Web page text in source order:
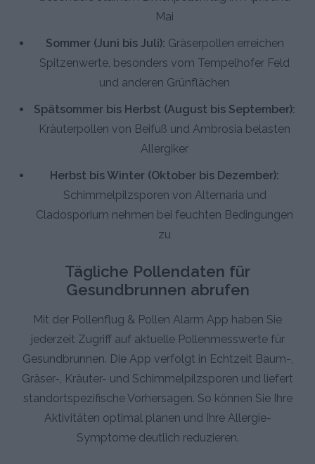
Mai
Sommer (Juni bis Juli): Gräserpollen erreichen
Spitzenwerte, besonders vom Tempelhofer Feld
und anderen Grünflächen
Spätsommer bis Herbst (August bis September):
Kräuterpollen von Beifuß und Ambrosia belasten
Allergiker
Herbst bis Winter (Oktober bis Dezember):
Schimmelpilzsporen von Alternaria und
Cladosporium nehmen bei feuchten Bedingungen
zu
Tägliche Pollendaten für
Gesundbrunnen abrufen
Mit der Pollenflug & Pollen Alarm App haben Sie
jederzeit Zugriff auf aktuelle Pollenmesswerte für
Gesundbrunnen. Die App verfolgt in Echtzeit Baum-,
Gräser-, Kräuter- und Schimmelpilzsporen und liefert
standortspezifische Vorhersagen. So können Sie Ihre
Aktivitäten optimal planen und Ihre Allergie-
Symptome deutlich reduzieren.